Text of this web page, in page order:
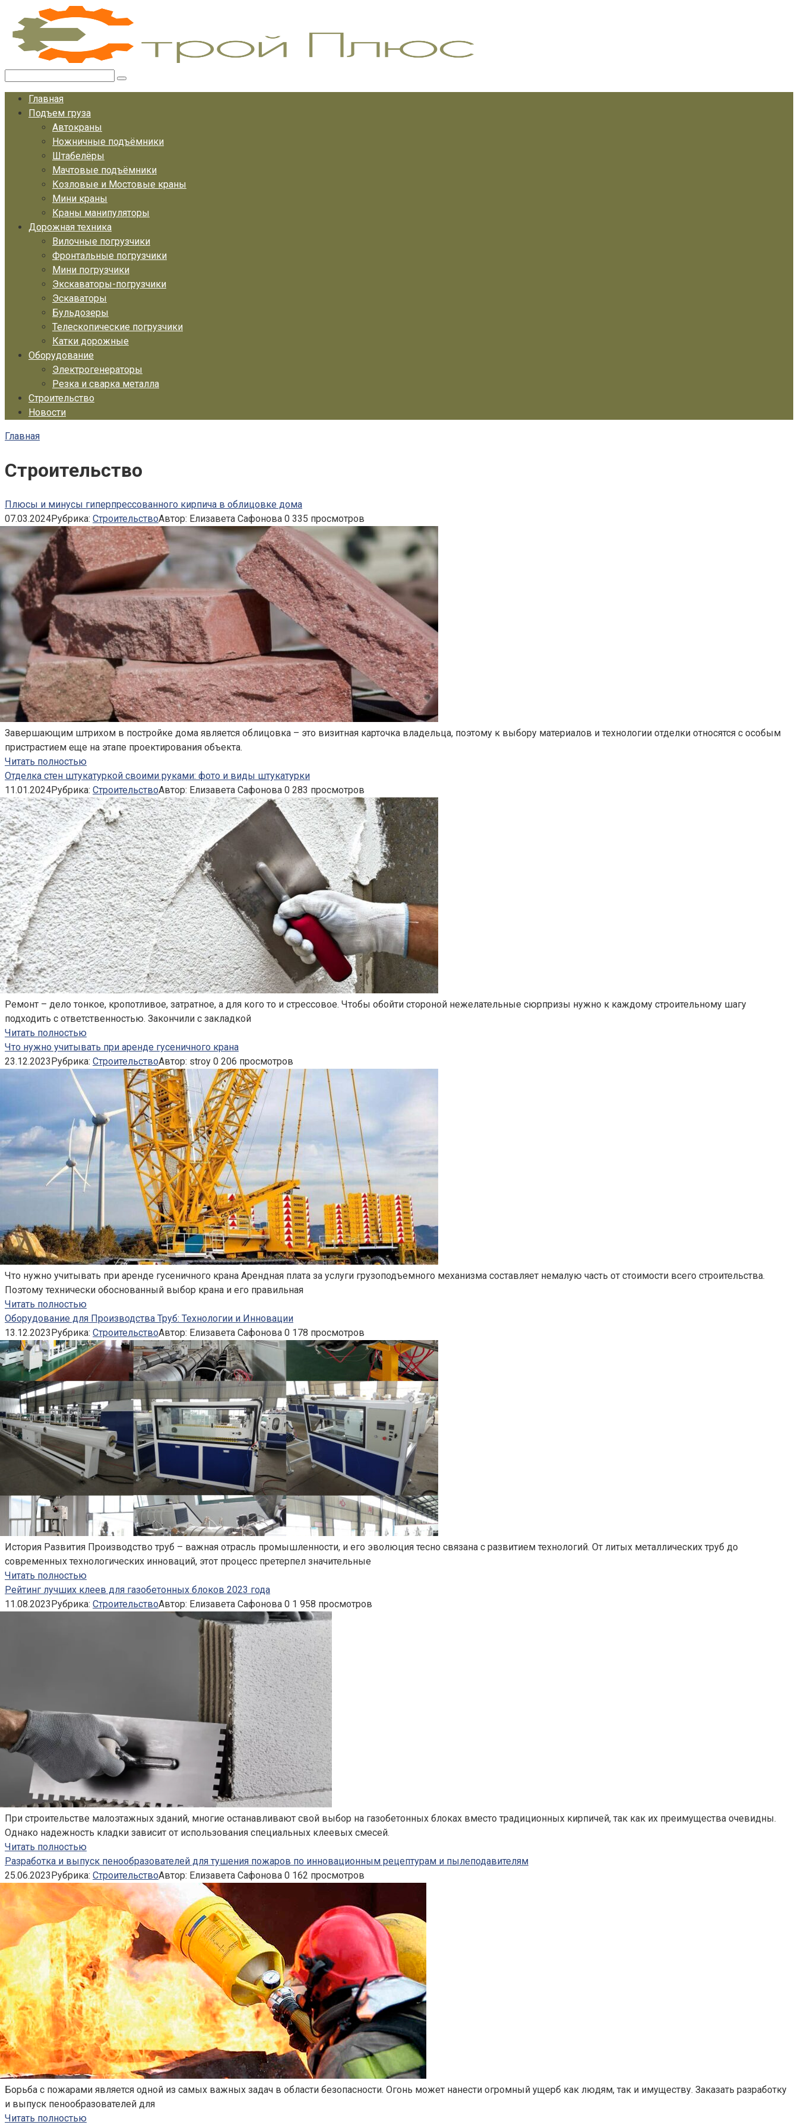
Перейти
контенту
Главная
Подъем груза
Автокраны
Ножничные подъёмники
Штабелёры
Мачтовые подъёмники
Козловые и Мостовые краны
Мини краны
Краны манипуляторы
Дорожная техника
Вилочные погрузчики
Фронтальные погрузчики
Мини погрузчики
Экскаваторы-погрузчики
Эскаваторы
Бульдозеры
Телескопические погрузчики
Катки дорожные
Оборудование
Электрогенераторы
Резка и сварка металла
Строительство
Новости
Главная
Строительство
Плюсы и минусы гиперпрессованного кирпича в облицовке дома
07.03.2024Рубрика: СтроительствоАвтор: Елизавета Сафонова 0 335 просмотров
Завершающим штрихом в постройке дома является облицовка – это визитная карточка владельца, поэтому к выбору материалов и технологии отделки относятся с особым
пристрастием еще на этапе проектирования объекта.
Читать полностью
Отделка стен штукатуркой своими руками: фото и виды штукатурки
11.01.2024Рубрика: СтроительствоАвтор: Елизавета Сафонова 0 283 просмотров
Ремонт – дело тонкое, кропотливое, затратное, а для кого то и стрессовое. Чтобы обойти стороной нежелательные сюрпризы нужно к каждому строительному шагу
подходить с ответственностью. Закончили с закладкой
Читать полностью
Что нужно учитывать при аренде гусеничного крана
23.12.2023Рубрика: СтроительствоАвтор: stroy 0 206 просмотров
Что нужно учитывать при аренде гусеничного крана Арендная плата за услуги грузоподъемного механизма составляет немалую часть от стоимости всего строительства.
Поэтому технически обоснованный выбор крана и его правильная
Читать полностью
Оборудование для Производства Труб: Технологии и Инновации
13.12.2023Рубрика: СтроительствоАвтор: Елизавета Сафонова 0 178 просмотров
История Развития Производство труб – важная отрасль промышленности, и его эволюция тесно связана с развитием технологий. От литых металлических труб до
современных технологических инноваций, этот процесс претерпел значительные
Читать полностью
Рейтинг лучших клеев для газобетонных блоков 2023 года
11.08.2023Рубрика: СтроительствоАвтор: Елизавета Сафонова 0 1 958 просмотров
При строительстве малоэтажных зданий, многие останавливают свой выбор на газобетонных блоках вместо традиционных кирпичей, так как их преимущества очевидны.
Однако надежность кладки зависит от использования специальных клеевых смесей.
Читать полностью
Разработка и выпуск пенообразователей для тушения пожаров по инновационным рецептурам и пылеподавителям
25.06.2023Рубрика: СтроительствоАвтор: Елизавета Сафонова 0 162 просмотров
Борьба с пожарами является одной из самых важных задач в области безопасности. Огонь может нанести огромный ущерб как людям, так и имуществу. Заказать разработку
и выпуск пенообразователей для
Читать полностью